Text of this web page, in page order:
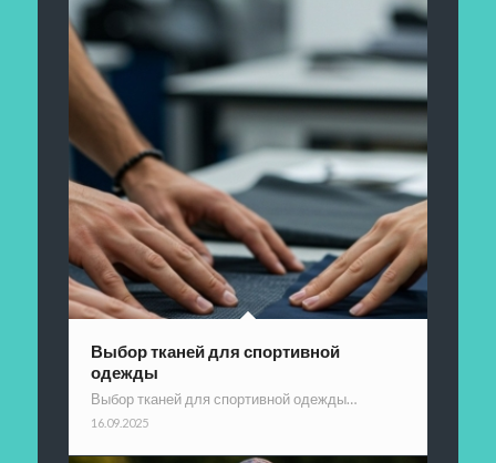
Выбор тканей для спортивной
одежды
Выбор тканей для спортивной одежды…
16.09.2025